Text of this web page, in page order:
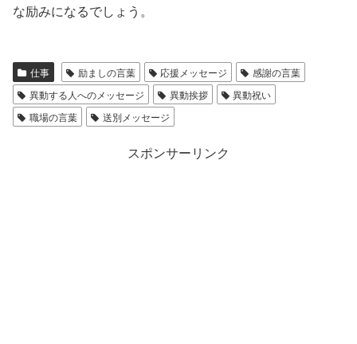
な励みになるでしょう。
仕事 励ましの言葉 応援メッセージ
感謝の言葉
異動する人へのメッセージ
異動挨拶
異動祝い
職場の言葉
送別メッセージ
スポンサーリンク